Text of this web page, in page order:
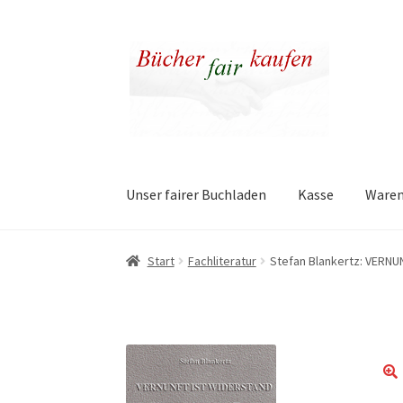
Zur
Navigation
Zum
Inhalt
Unser fairer Buchladen Kasse
Start Fachliteratur Stefan Blankertz: